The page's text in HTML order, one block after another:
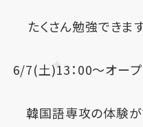
たくさん勉強できます
6/7(土)13：00～オー
韓国語専攻の体験が